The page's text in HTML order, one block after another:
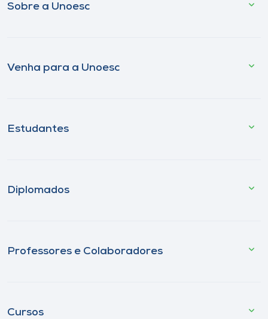
Sobre a Unoesc
Venha para a Unoesc
Estudantes
Diplomados
Professores e Colaboradores
Cursos